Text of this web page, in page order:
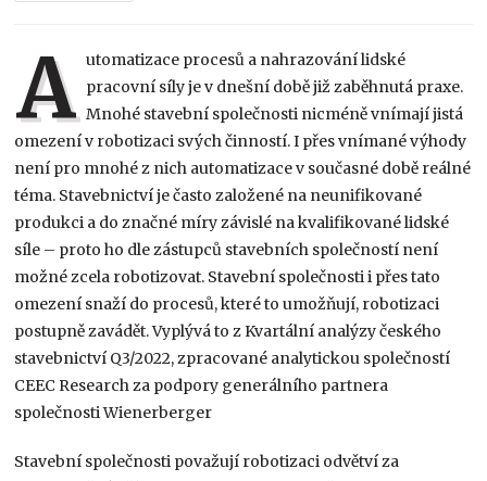
A utomatizace procesů a nahrazování lidské
pracovní síly je v dnešní době již zaběhnutá praxe.
Mnohé stavební společnosti nicméně vnímají jistá
omezení v robotizaci svých činností. I přes vnímané výhody
není pro mnohé z nich automatizace v současné době reálné
téma. Stavebnictví je často založené na neunifikované
produkci a do značné míry závislé na kvalifikované lidské
síle – proto ho dle zástupců stavebních společností není
možné zcela robotizovat. Stavební společnosti i přes tato
omezení snaží do procesů, které to umožňují, robotizaci
postupně zavádět. Vyplývá to z Kvartální analýzy českého
stavebnictví Q3/2022, zpracované analytickou společností
CEEC Research za podpory generálního partnera
společnosti Wienerberger
Stavební společnosti považují robotizaci odvětví za